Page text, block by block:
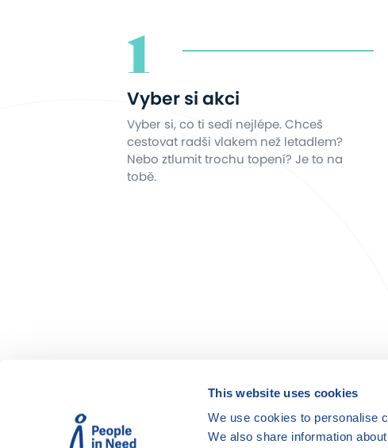
This website uses cookies
We use cookies to personalise
We also share information
1
Vyber si akci
Vyber si, co ti sedí nejlépe. Chceš
cestovat radši vlakem než letadlem?
Nebo ztlumit trochu topení? Je to na
tobě.